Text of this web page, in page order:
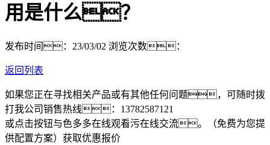
用是什么？
发布时间：23/03/02 浏览次数：
返回列表
如果您正在寻找相关产品或有其他任何问题，可随时拨
打我公司销售热线： 13782587121
或点击按钮与色多多在线观看污在线交流。（免费为您提
供配置方案） 获取优惠报价